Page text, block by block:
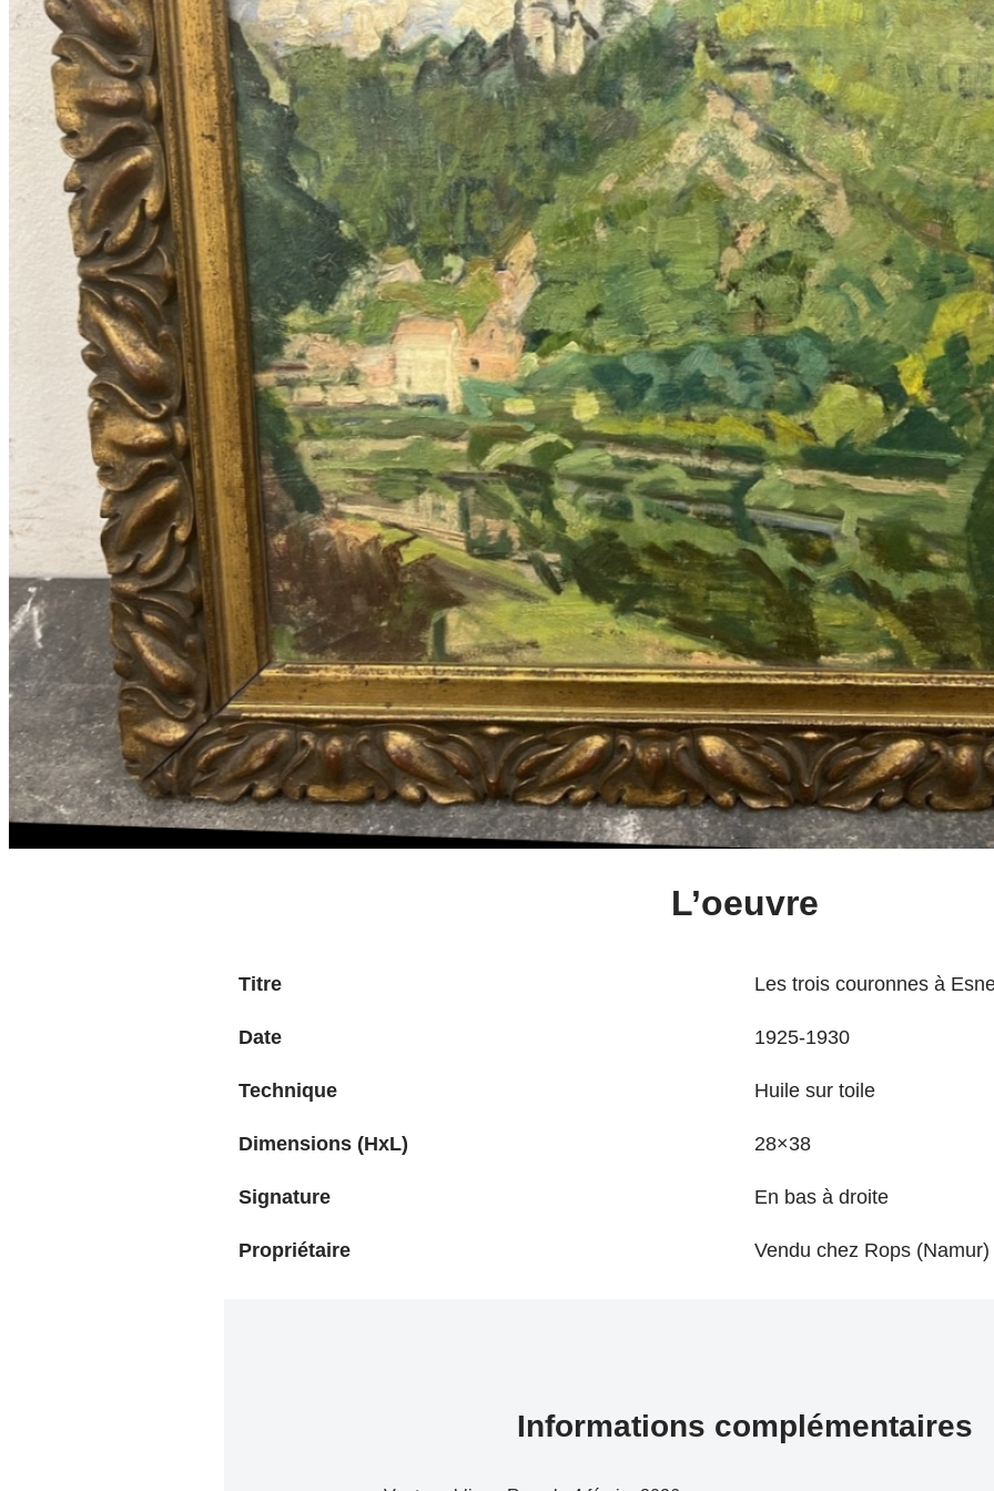
L’oeuvre
Titre Les trois couronnes à
Date 1925-1930
Technique Huile sur toile
Dimensions (HxL) 28×38
Signature En bas à droite
Propriétaire Vendu chez Rops
Informations complémentaires